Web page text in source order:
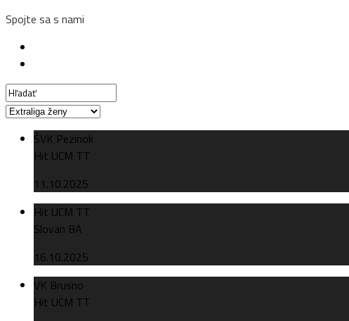
Spojte sa s nami
ŠVK Pezinok
Hit UCM TT
11.10.2025
Hit UCM TT
Slovan BA
16.10.2025
VK Brusno
Hit UCM TT